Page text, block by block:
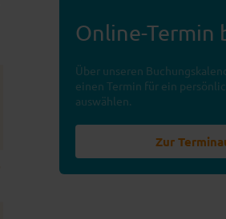
Online-Termin
Über unseren
einen Termin für ein
auswählen.
Zur